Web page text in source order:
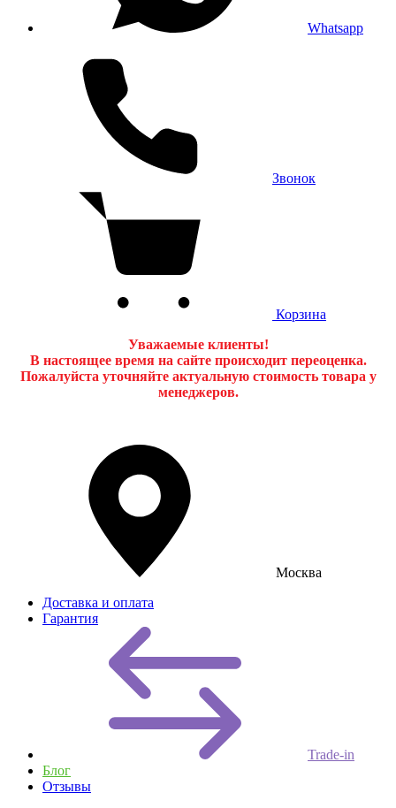
Whatsapp
Звонок
Корзина
Уважаемые клиенты!
В настоящее время на сайте происходит переоценка.
Пожалуйста уточняйте актуальную стоимость товара у
менеджеров.
Москва
Доставка и оплата
Гарантия
Trade-in
Блог
Отзывы